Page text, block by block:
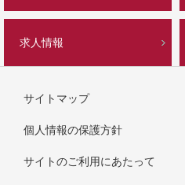
求人情報
サイトマップ
個人情報の保護方針
サイトのご利用にあたって